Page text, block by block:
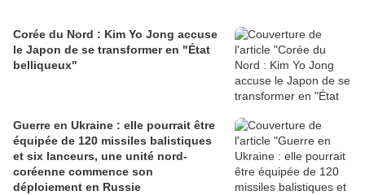
Corée du Nord : Kim Yo Jong accuse
le Japon de se transformer en "État
belliqueux"
Guerre en Ukraine : elle pourrait être
équipée de 120 missiles balistiques
et six lanceurs, une unité nord-
coréenne commence son
déploiement en Russie